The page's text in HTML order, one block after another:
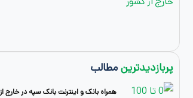
پربازدیدترینمطالب
همراه بانک و اینترنت بانک سپه در خارج از